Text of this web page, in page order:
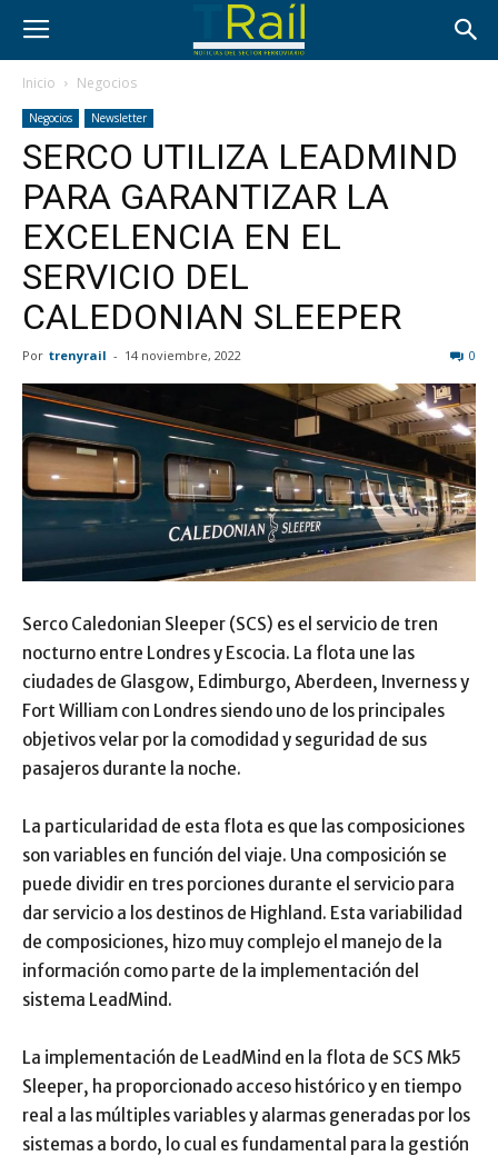
Inicio Negocios
Negocios Newsletter
SERCO UTILIZA LEADMIND
PARA GARANTIZAR LA
EXCELENCIA EN EL
SERVICIO DEL
CALEDONIAN SLEEPER
Por trenyrail - 14 noviembre, 2022 0
Serco Caledonian Sleeper (SCS) es el servicio de tren
nocturno entre Londres y Escocia. La flota une las
ciudades de Glasgow, Edimburgo, Aberdeen, Inverness y
Fort William con Londres siendo uno de los principales
objetivos velar por la comodidad y seguridad de sus
pasajeros durante la noche.
La particularidad de esta flota es que las composiciones
son variables en función del viaje. Una composición se
puede dividir en tres porciones durante el servicio para
dar servicio a los destinos de Highland. Esta variabilidad
de composiciones, hizo muy complejo el manejo de la
información como parte de la implementación del
sistema LeadMind.
La implementación de LeadMind en la flota de SCS Mk5
Sleeper, ha proporcionado acceso histórico y en tiempo
real a las múltiples variables y alarmas generadas por los
sistemas a bordo, lo cual es fundamental para la gestión